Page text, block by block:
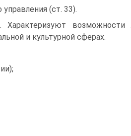
(ст. 33).
возможности
и культурной сфе­рах.